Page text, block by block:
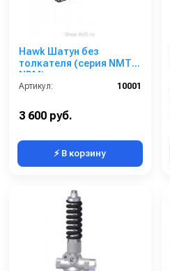
Hawk Шатун без
толкателя (серия NMT,
NPM)
Артикул: 10001
3 600 руб.
⚡ В корзину